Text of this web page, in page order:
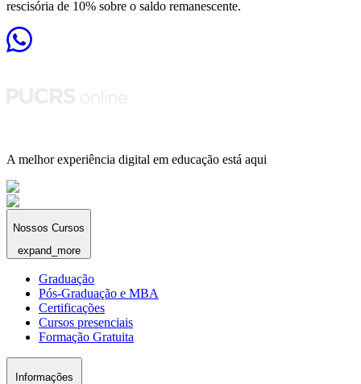
rescisória de 10% sobre o saldo remanescente.
A melhor experiência digital em educação está aqui
Nossos Cursos
expand_more
Graduação
Pós-Graduação e MBA
Certificações
Cursos presenciais
Formação Gratuita
Informações